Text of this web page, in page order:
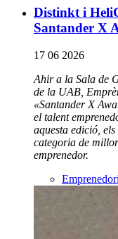
Distinkt i
Santander X
17 06 2026
Ahir a la Sala de
de la UAB,
«Santander X
el talent
aquesta edició,
categoria de
emprenedor.